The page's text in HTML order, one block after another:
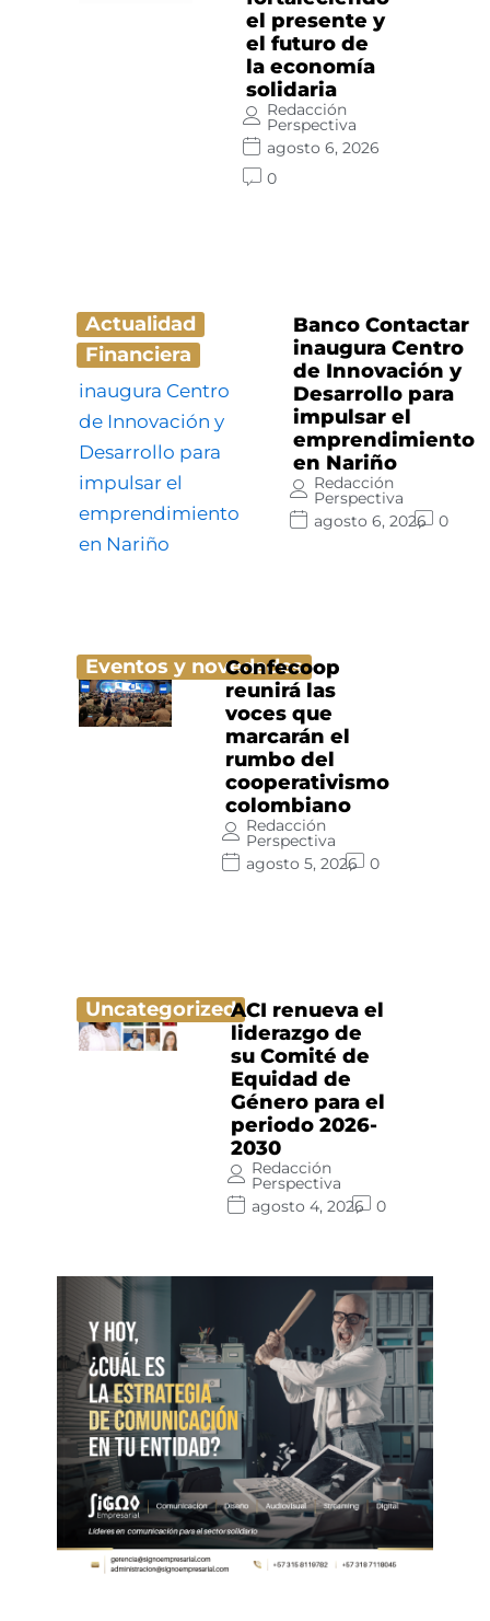
el presente y
el futuro de
la economía
solidaria
Redacción
Perspectiva
agosto 6, 2026
0
Actualidad
Financiera
Banco Contactar
inaugura Centro
de Innovación y
Desarrollo para
impulsar el
emprendimiento
en Nariño
Redacción
Perspectiva
agosto 6, 2026
0
Eventos y novedades
Confecoop
reunirá las
voces que
marcarán el
rumbo del
cooperativismo
colombiano
Redacción
Perspectiva
agosto 5, 2026
0
UncategorizedACI renueva el
liderazgo de
su Comité de
Equidad de
Género para el
periodo 2026-
2030
Redacción
Perspectiva
agosto 4, 2026
0